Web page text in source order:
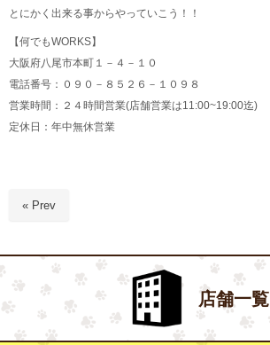
とにかく出来る事からやっていこう！！
【何でもWORKS】
大阪府八尾市本町１－４－１０
電話番号：０９０－８５２６－１０９８
営業時間：２４時間営業(店舗営業は11:00~19:00迄)
定休日：年中無休営業
« Prev
店舗一覧